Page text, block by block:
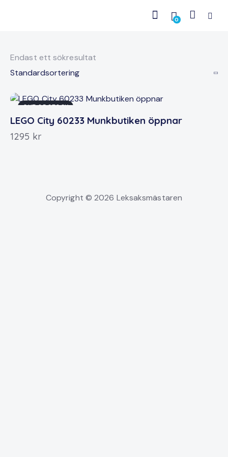
0
Endast ett sökresultat
OUT OF STOCK
LEGO City 60233 Munkbutiken öppnar
1295 kr
Copyright © 2026 Leksaksmästaren